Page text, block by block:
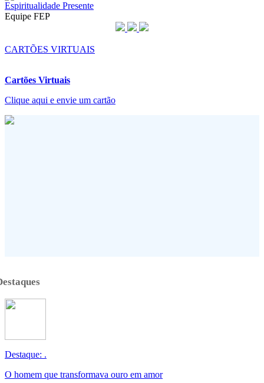
Espiritualidade Presente
Equipe FEP
CARTÕES VIRTUAIS
Cartões Virtuais
Clique aqui e envie um cartão
Destaque: .
O homem que transformava ouro em amor